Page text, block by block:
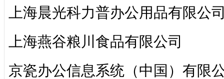
上海晨光科力普办公用品有限公
上海燕谷粮川食品有限公司
京瓷办公信息系统（中国）有限